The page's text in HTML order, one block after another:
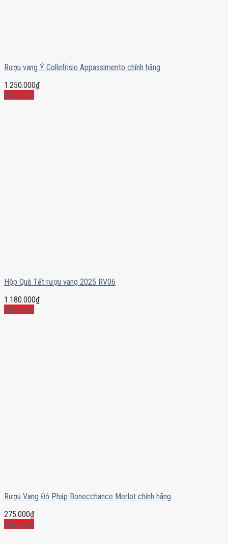
Rượu vang Ý Collefrisio Appassimento chính hãng
1.250.000₫
Mua ngay
Hộp Quà Tết rượu vang 2025 RV06
1.180.000₫
Mua ngay
Rượu Vang Đỏ Pháp Bonecchance Merlot chính hãng
275.000₫
Mua ngay